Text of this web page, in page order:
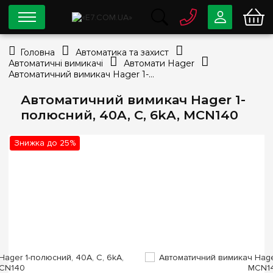
Автоматичний вимикач Hager 1-
полюсний, 40A, C, 6kA, MCN140
Знижка до 25%
0 800 33-63-07
Безкоштовно
info@e7.com.ua
Viber Telegram
Головна
Автоматика та захист
Автоматичні вимикачі
Автомати Hager
Автоматичний вимикач Hager 1-полюсний, 40A, C, 6kA, MCN140